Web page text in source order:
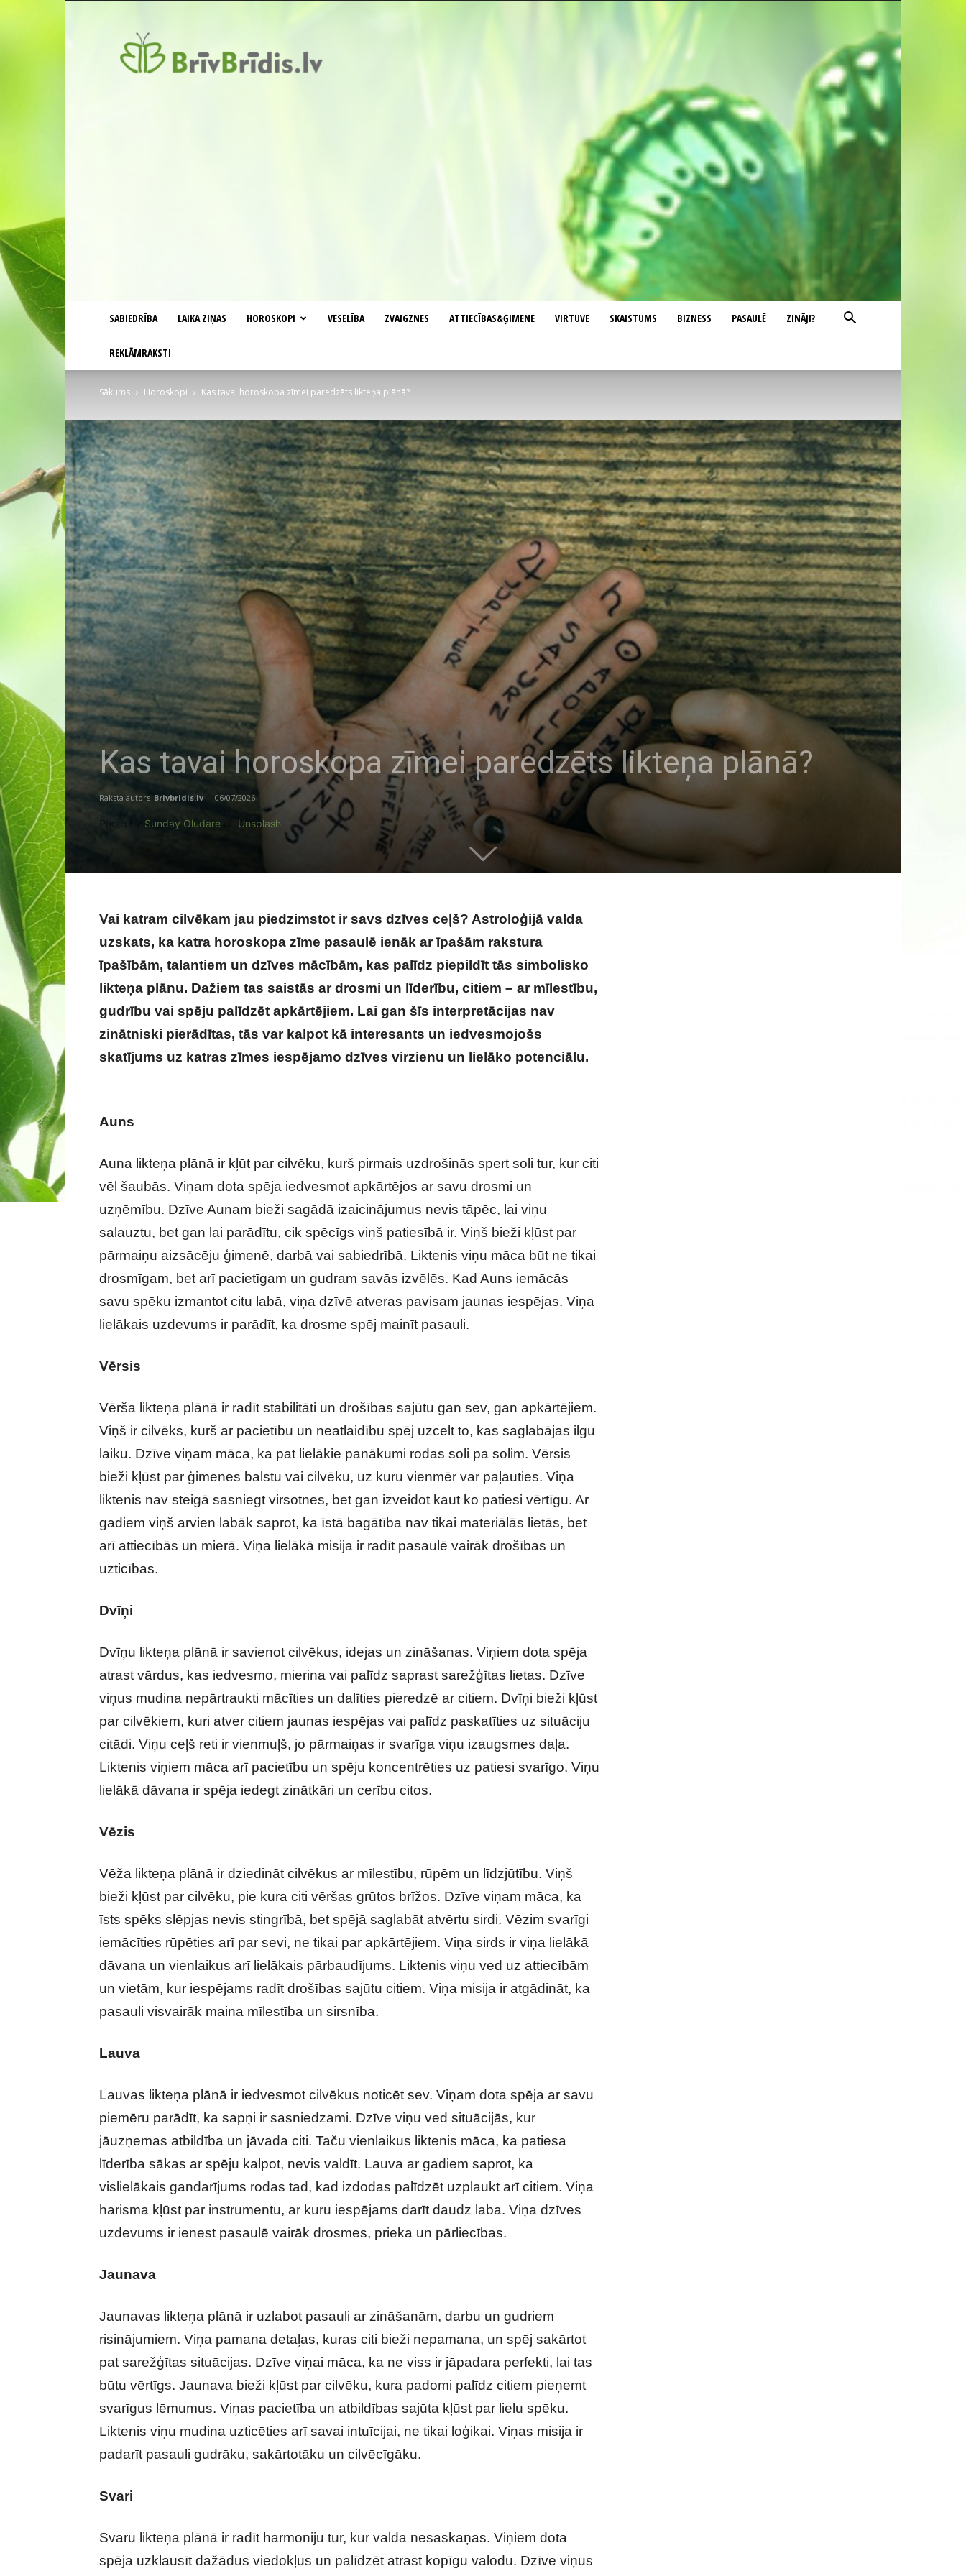
SABIEDRĪBA LAIKA ZIŅAS HOROSKOPI VESELĪBA ZVAIGZNES ATTIECĪBAS&ĢIMENE VIRTUVE SKAISTUMS BIZNESS PASAULĒ ZINĀJI?
REKLĀMRAKSTI
Sākums Horoskopi Kas tavai horoskopa zīmei paredzēts likteņa plānā?
Kas tavai horoskopa zīmei paredzēts likteņa plānā?
Raksta autors Brivbridis.lv - 06/07/2026
Sunday Oludare Unsplash
Vai katram cilvēkam jau piedzimstot ir savs dzīves ceļš? Astroloģijā valda
uzskats, ka katra horoskopa zīme pasaulē ienāk ar īpašām rakstura
īpašībām, talantiem un dzīves mācībām, kas palīdz piepildīt tās simbolisko
likteņa plānu. Dažiem tas saistās ar drosmi un līderību, citiem – ar mīlestību,
gudrību vai spēju palīdzēt apkārtējiem. Lai gan šīs interpretācijas nav
zinātniski pierādītas, tās var kalpot kā interesants un iedvesmojošs
skatījums uz katras zīmes iespējamo dzīves virzienu un lielāko potenciālu.
Auns
Auna likteņa plānā ir kļūt par cilvēku, kurš pirmais uzdrošinās spert soli tur, kur citi
vēl šaubās. Viņam dota spēja iedvesmot apkārtējos ar savu drosmi un
uzņēmību. Dzīve Aunam bieži sagādā izaicinājumus nevis tāpēc, lai viņu
salauztu, bet gan lai parādītu, cik spēcīgs viņš patiesībā ir. Viņš bieži kļūst par
pārmaiņu aizsācēju ģimenē, darbā vai sabiedrībā. Liktenis viņu māca būt ne tikai
drosmīgam, bet arī pacietīgam un gudram savās izvēlēs. Kad Auns iemācās
savu spēku izmantot citu labā, viņa dzīvē atveras pavisam jaunas iespējas. Viņa
lielākais uzdevums ir parādīt, ka drosme spēj mainīt pasauli.
Vērsis
Vērša likteņa plānā ir radīt stabilitāti un drošības sajūtu gan sev, gan apkārtējiem.
Viņš ir cilvēks, kurš ar pacietību un neatlaidību spēj uzcelt to, kas saglabājas ilgu
laiku. Dzīve viņam māca, ka pat lielākie panākumi rodas soli pa solim. Vērsis
bieži kļūst par ģimenes balstu vai cilvēku, uz kuru vienmēr var paļauties. Viņa
liktenis nav steigā sasniegt virsotnes, bet gan izveidot kaut ko patiesi vērtīgu. Ar
gadiem viņš arvien labāk saprot, ka īstā bagātība nav tikai materiālās lietās, bet
arī attiecībās un mierā. Viņa lielākā misija ir radīt pasaulē vairāk drošības un
uzticības.
Dvīņi
Dvīņu likteņa plānā ir savienot cilvēkus, idejas un zināšanas. Viņiem dota spēja
atrast vārdus, kas iedvesmo, mierina vai palīdz saprast sarežģītas lietas. Dzīve
viņus mudina nepārtraukti mācīties un dalīties pieredzē ar citiem. Dvīņi bieži kļūst
par cilvēkiem, kuri atver citiem jaunas iespējas vai palīdz paskatīties uz situāciju
citādi. Viņu ceļš reti ir vienmuļš, jo pārmaiņas ir svarīga viņu izaugsmes daļa.
Liktenis viņiem māca arī pacietību un spēju koncentrēties uz patiesi svarīgo. Viņu
lielākā dāvana ir spēja iedegt zinātkāri un cerību citos.
Vēzis
Vēža likteņa plānā ir dziedināt cilvēkus ar mīlestību, rūpēm un līdzjūtību. Viņš
bieži kļūst par cilvēku, pie kura citi vēršas grūtos brīžos. Dzīve viņam māca, ka
īsts spēks slēpjas nevis stingrībā, bet spējā saglabāt atvērtu sirdi. Vēzim svarīgi
iemācīties rūpēties arī par sevi, ne tikai par apkārtējiem. Viņa sirds ir viņa lielākā
dāvana un vienlaikus arī lielākais pārbaudījums. Liktenis viņu ved uz attiecībām
un vietām, kur iespējams radīt drošības sajūtu citiem. Viņa misija ir atgādināt, ka
pasauli visvairāk maina mīlestība un sirsnība.
Lauva
Lauvas likteņa plānā ir iedvesmot cilvēkus noticēt sev. Viņam dota spēja ar savu
piemēru parādīt, ka sapņi ir sasniedzami. Dzīve viņu ved situācijās, kur
jāuzņemas atbildība un jāvada citi. Taču vienlaikus liktenis māca, ka patiesa
līderība sākas ar spēju kalpot, nevis valdīt. Lauva ar gadiem saprot, ka
vislielākais gandarījums rodas tad, kad izdodas palīdzēt uzplaukt arī citiem. Viņa
harisma kļūst par instrumentu, ar kuru iespējams darīt daudz laba. Viņa dzīves
uzdevums ir ienest pasaulē vairāk drosmes, prieka un pārliecības.
Jaunava
Jaunavas likteņa plānā ir uzlabot pasauli ar zināšanām, darbu un gudriem
risinājumiem. Viņa pamana detaļas, kuras citi bieži nepamana, un spēj sakārtot
pat sarežģītas situācijas. Dzīve viņai māca, ka ne viss ir jāpadara perfekti, lai tas
būtu vērtīgs. Jaunava bieži kļūst par cilvēku, kura padomi palīdz citiem pieņemt
svarīgus lēmumus. Viņas pacietība un atbildības sajūta kļūst par lielu spēku.
Liktenis viņu mudina uzticēties arī savai intuīcijai, ne tikai loģikai. Viņas misija ir
padarīt pasauli gudrāku, sakārtotāku un cilvēcīgāku.
Svari
Svaru likteņa plānā ir radīt harmoniju tur, kur valda nesaskaņas. Viņiem dota
spēja uzklausīt dažādus viedokļus un palīdzēt atrast kopīgu valodu. Dzīve viņus